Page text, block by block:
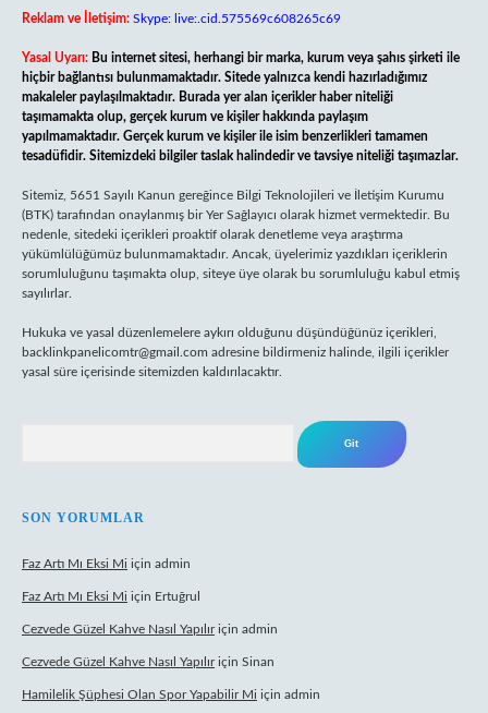
Reklam ve İletişim: Skype: live:.cid.575569c608265c69
Yasal Uyarı: Bu internet sitesi, herhangi bir marka, kurum veya şahıs şirketi ile
hiçbir bağlantısı bulunmamaktadır. Sitede yalnızca kendi hazırladığımız
makaleler paylaşılmaktadır. Burada yer alan içerikler haber niteliği
taşımamakta olup, gerçek kurum ve kişiler hakkında paylaşım
yapılmamaktadır. Gerçek kurum ve kişiler ile isim benzerlikleri tamamen
tesadüfidir. Sitemizdeki bilgiler taslak halindedir ve tavsiye niteliği taşımazlar.
Sitemiz, 5651 Sayılı Kanun gereğince Bilgi Teknolojileri ve İletişim Kurumu
(BTK) tarafından onaylanmış bir Yer Sağlayıcı olarak hizmet vermektedir. Bu
nedenle, sitedeki içerikleri proaktif olarak denetleme veya araştırma
yükümlülüğümüz bulunmamaktadır. Ancak, üyelerimiz yazdıkları içeriklerin
sorumluluğunu taşımakta olup, siteye üye olarak bu sorumluluğu kabul etmiş
sayılırlar.
Hukuka ve yasal düzenlemelere aykırı olduğunu düşündüğünüz içerikleri,
backlinkpanelicomtr@gmail.com adresine bildirmeniz halinde, ilgili içerikler
yasal süre içerisinde sitemizden kaldırılacaktır.
SON YORUMLAR
Faz Artı Mı Eksi Mi için admin
Faz Artı Mı Eksi Mi için Ertuğrul
Cezvede Güzel Kahve Nasıl Yapılıriçin admin
Cezvede Güzel Kahve Nasıl Yapılıriçin Sinan
Hamilelik Şüphesi Olan Spor Yapabilir Mi için admin